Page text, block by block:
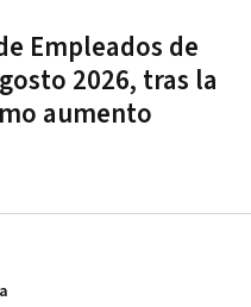
Empleados de
2026, tras la
aumento